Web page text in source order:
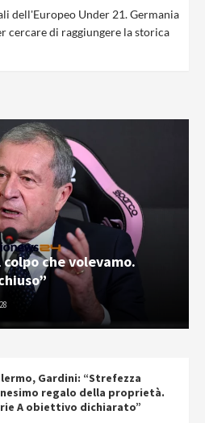
dell'Europeo Under 21. Germania
cercare di raggiungere la storica
che volevamo.
Gardini: “Strefezza
regalo della proprietà.
A obiettivo dichiarato”